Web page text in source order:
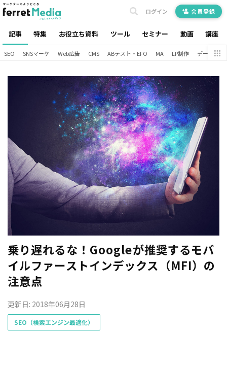
記事 特集 お役立ち資料 ツール セミナー 動画 講座
ログイン 会員登録
SEO SNSマーケ Web広告 CMS ABテスト・EFO MA LP制作 データ分析
乗り遅れるな！Googleが推奨するモバ
イルファーストインデックス（MFI）の
注意点
更新日: 2018年06月28日
SEO（検索エンジン最適化）